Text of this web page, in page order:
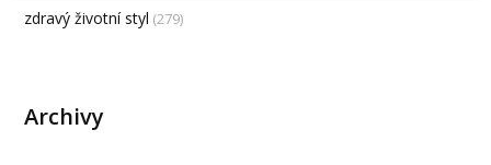
zdravý životní styl (279)
Archivy